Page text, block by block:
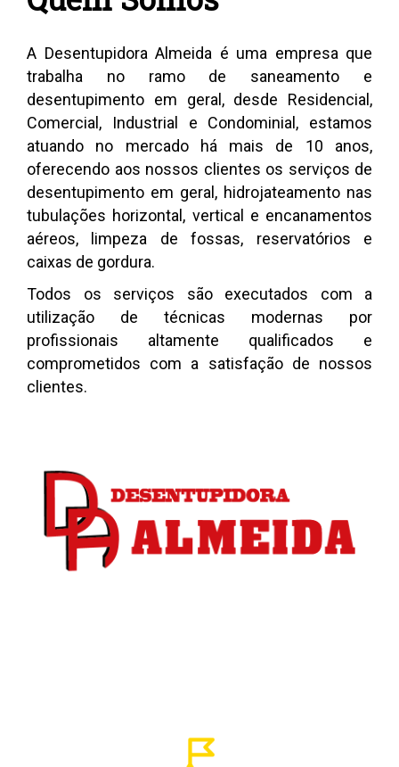
A Desentupidora Almeida é uma empresa que
trabalha no ramo de saneamento e
desentupimento em geral, desde Residencial,
Comercial, Industrial e Condominial, estamos
atuando no mercado há mais de 10 anos,
oferecendo aos nossos clientes os serviços de
desentupimento em geral, hidrojateamento nas
tubulações horizontal, vertical e encanamentos
aéreos, limpeza de fossas, reservatórios e
caixas de gordura.
Todos os serviços são executados com a
utilização de técnicas modernas por
profissionais altamente qualificados e
comprometidos com a satisfação de nossos
clientes.